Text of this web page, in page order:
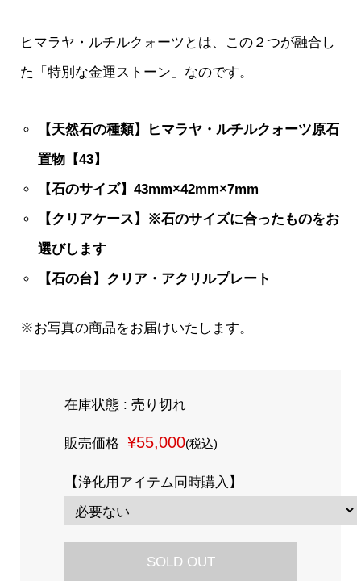
ヒマラヤ・ルチルクォーツとは、この２つが融合し
た「特別な金運ストーン」なのです。
【天然石の種類】ヒマラヤ・ルチルクォーツ原石
置物【43】
【石のサイズ】43mm×42mm×7mm
【クリアケース】※石のサイズに合ったものをお
選びします
【石の台】クリア・アクリルプレート
※お写真の商品をお届けいたします。
在庫状態 : 売り切れ
販売価格 ¥55,000(税込)
【浄化用アイテム同時購入】
SOLD OUT